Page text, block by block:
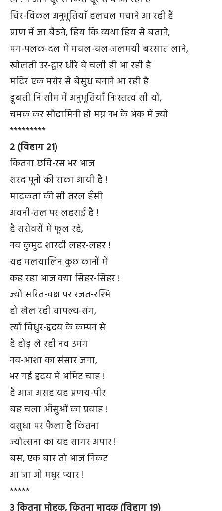
चिर-विकल अनुभूतियाँ हलचल मचाने आ रही हैं
प्राण में जा बैठने, हिय कि व्यथा हिय से बताने,
पग-पलक-दल में मचल-चल-जलमयी बरसात लाने,
खोलती उर-द्वार धीरे वे चली ही आ रही है
मदिर एक मरोर से बेसुध बनाने आ रही है
डूबती निःसीम में अनुभूतियाँ निःस्तत्व सी यों,
चमक कर सौदामिनी हो मग्न नभ के अंक में ज्यों
*********
2 (विहाग 21)
कितना छवि-रस भर आज
शरद पूनो की राका आयी है !
मादकता की सी तरल हँसी
अवनी-तल पर लहराई है !
है सरोवरों में फूल रहे,
नव कुमुद शारदी लहर-लहर !
यह मलयालिन कुछ कानों में
कह रहा आज क्या सिहर-सिहर !
ज्यों सरित-वक्ष पर रजत-रश्मि
हो खेल रही चापल्य-संग,
त्यों विधुर-हृदय के कम्पन से
है होड़ ले रही नव उमंग
नव-आशा का संसार जगा,
भर गई हृदय में अमिट चाह !
है आज असह यह प्रणय-पीर
बह चला आँसुओं का प्रवाह !
वसुधा पर फैला है कितना
ज्योत्सना का यह सागर अपार !
बस, एक बार तो आज निकट
आ जा ओ मधुर प्यार !
*****